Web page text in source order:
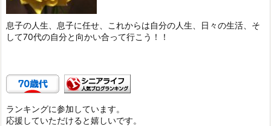
息子の人生、息子に任せ、これからは自分の人生、日々の生活、そ
して70代の自分と向かい合って行こう！！
ランキングに参加しています。
応援していただけると嬉しいです。